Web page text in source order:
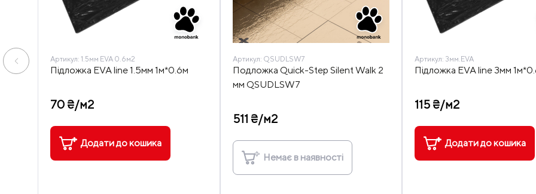
Артикул: 1.5мм EVA 0.6м2
Підложка EVA line 1.5мм 1м*0.6м
70 ₴/м2
Додати до кошика
Артикул: QSUDLSW7
Подложка Quick-Step Silent Walk 2
мм QSUDLSW7
511 ₴/м2
Немає в наявності
Артикул: 3мм.EVA
Підложка EVA line 3мм
115 ₴/м2
Додати до кошика